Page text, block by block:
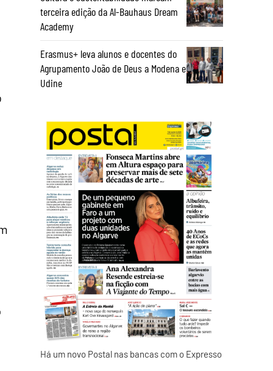
terceira edição da Al-Bauhaus Dream
Academy
Erasmus+ leva alunos e docentes do
Agrupamento João de Deus a Modena e
Udine
Há um novo Postal nas bancas com o Expresso